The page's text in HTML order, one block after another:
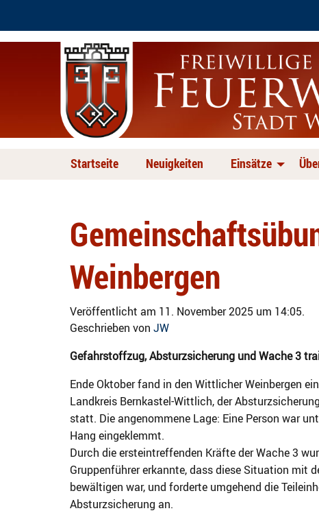
Startseite Neuigkeiten Einsätze
Weinbergen
Veröffentlicht am 11. November 2025 um 14:05.
Geschrieben von JW
Gefahrstoffzug, Absturzsicherung und Wache 3
Ende Oktober fand in den Wittlicher Weinbergen
Landkreis Bernkastel-Wittlich, der
statt. Die angenommene Lage: Eine Person war
Hang eingeklemmt.
Durch die ersteintreffenden Kräfte der Wache 3
Gruppenführer erkannte, dass diese Situation mit
bewältigen war, und forderte umgehend die
Absturzsicherung an.